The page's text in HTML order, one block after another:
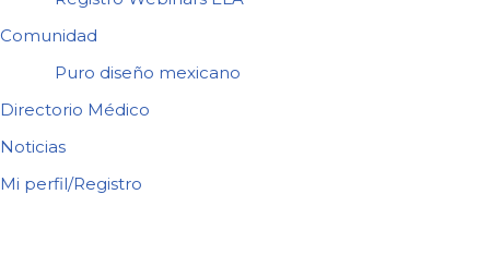
Comunidad
Puro diseño mexicano
Directorio Médico
Noticias
Mi perfil/Registro